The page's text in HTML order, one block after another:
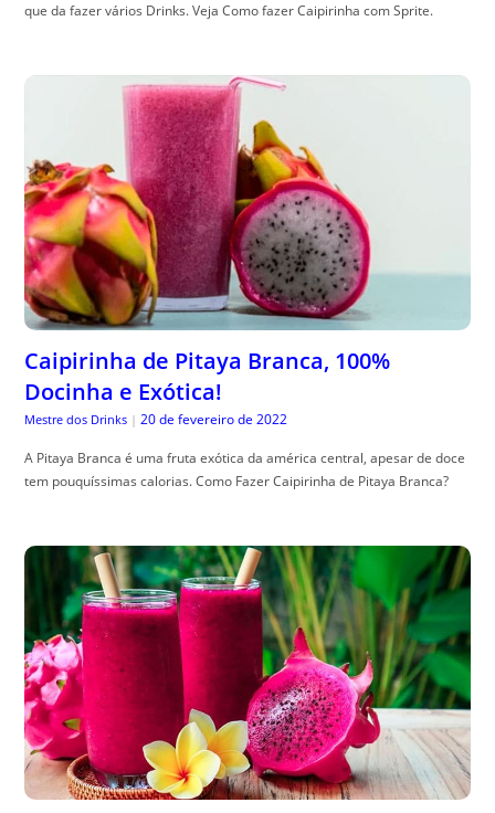
que da fazer vários Drinks. Veja Como fazer Caipirinha com Sprite.
Caipirinha de Pitaya Branca, 100%
Docinha e Exótica!
Mestre dos Drinks | 20 de fevereiro de 2022
A Pitaya Branca é uma fruta exótica da américa central, apesar de doce
tem pouquíssimas calorias. Como Fazer Caipirinha de Pitaya Branca?